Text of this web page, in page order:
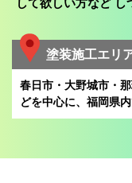
して欲しい方などし
塗装施工エリ
春日市・大野城市・
どを中心に、 福岡県